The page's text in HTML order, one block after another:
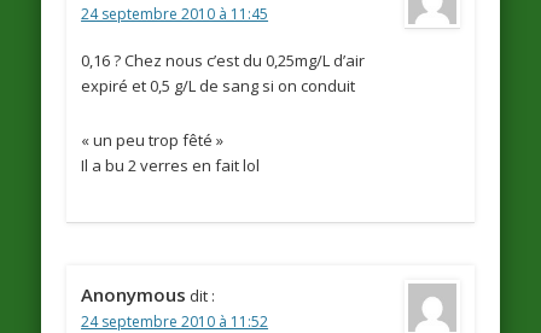
24 septembre 2010 à 11:45
0,16 ? Chez nous c’est du 0,25mg/L d’air
expiré et 0,5 g/L de sang si on conduit
« un peu trop fêté »
Il a bu 2 verres en fait lol
Anonymous dit :
24 septembre 2010 à 11:52